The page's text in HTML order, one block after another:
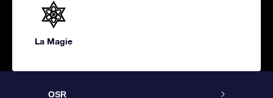
La Magie
OSR